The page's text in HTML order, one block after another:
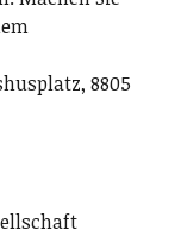
8805